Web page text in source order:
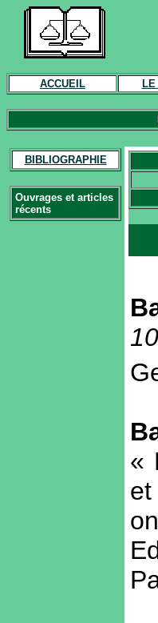
ACCUEIL LE
BIBLIOGRAPHIE
Ouvrages et articles
récents
«